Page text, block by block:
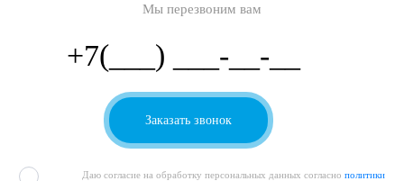
Мы перезвоним вам
Даю согласие на обработку персональных данных согласно политики